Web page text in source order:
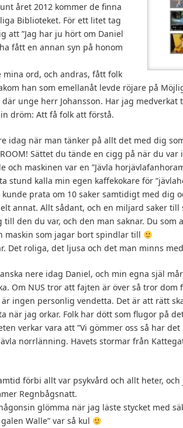
året 2012 kommer de finna
Biblioteket. För ett litet tag
att ”Jag har ju hört om Daniel
fått en annan syn på honom
mina ord, och andras, fått folk
han som emellanåt levde röjare på
unge herr Johansson. Har jag
dröm: Att få folk att förstå.
idag när man tänker på allt det med dig
Sättet du tände en cigg på när du
och maskinen var en ”Jävla
stund kalla min egen kaffekokare för
kunde prata om 10 saker samtidigt med dig
annat. Allt sådant, och en miljard saker till
den du var, och den man saknar. Du som
maskin som jagar bort spindlar till
Det roliga, det ljusa och det man minns
nere idag Daniel, och min egna själ
Om NUS tror att fajten är över så tror dom
ingen personlig vendetta. Det är att rätt
när jag orkar. Folk har dött som flugor på
verkar vara att ”Vi gömmer oss så har
norrlänning. Havets stormar från
förbi allt var psykvård och allt heter,
Regnbågsnatt.
glömma när jag läste stycket med
Walle” var så kul